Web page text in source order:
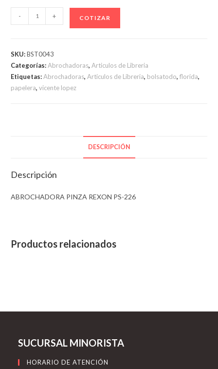
ABROCHADORA
REXON
PINZA
cantidad
- + COTIZAR
SKU:BST0043
Categorías:Abrochadoras,Articulos de Libreria
Etiquetas:Abrochadoras,Articulos de Libreria, bolsatodo,florida,
papelera,vicente lopez
DESCRIPCIÓN
Descripción
ABROCHADORA PINZA REXON PS-226
Productos relacionados
SUCURSAL MINORISTA
HORARIO DE ATENCIÓN